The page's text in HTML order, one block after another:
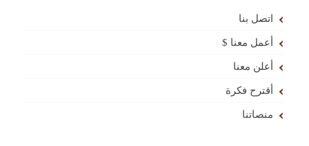
اتصل بنا
أعمل معنا $
أعلن معنا
أقترح فكرة
منصاتنا